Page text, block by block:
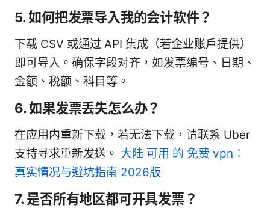
5. 如何把发票导入我的会计软件？
下载 CSV 或通过 API 集成（若企业账户提供）
即可导入。确保字段对齐，如发票编号、日期、
金额、税额、科目等。
6. 如果发票丢失怎么办？
在应用内重新下载，若无法下载，请联系 Uber
支持寻求重新发送。 大陆 可用 的 免费 vpn：
真实情况与避坑指南 2026版
7. 是否所有地区都可开具发票？